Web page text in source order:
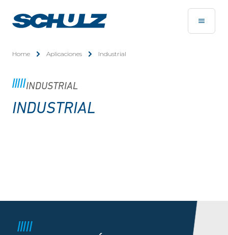
Home Aplicaciones Industrial
INDUSTRIAL
INDUSTRIAL